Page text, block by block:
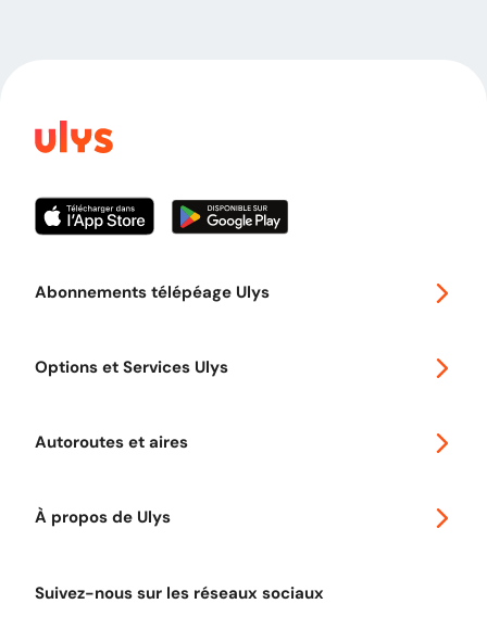
Abonnements télépéage Ulys
Options et Services Ulys
Ulys Free
Autoroutes et aires
À propos de Ulys
Suivez-nous sur les réseaux sociaux